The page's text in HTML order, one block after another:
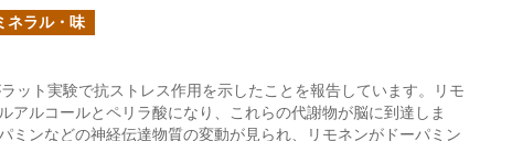
ネラル・味
ット実験で抗ストレス作用を示したことを報告しています。リモ
アルコールとペリラ酸になり、これらの代謝物が脳に到達しま
ミンなどの神経伝達物質の変動が見られ、リモネンがドーパミン